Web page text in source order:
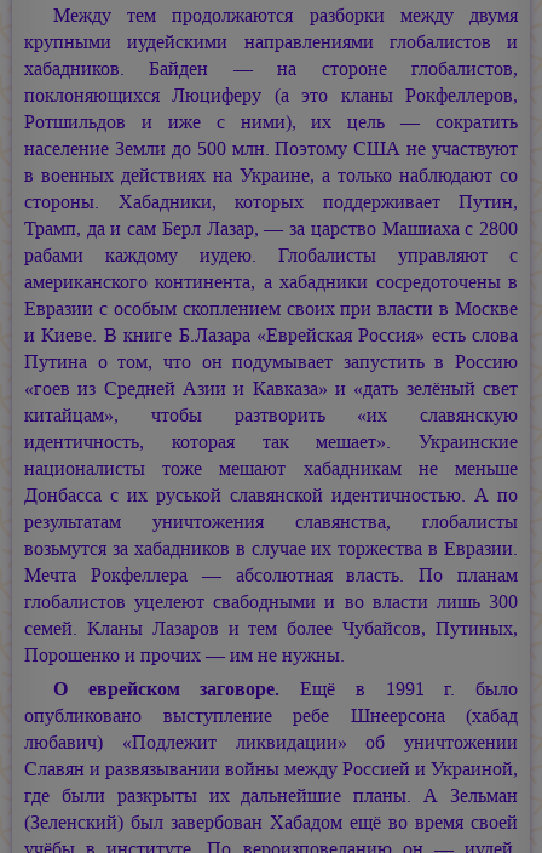
Между тем продолжаются разборки между двумя
крупными иудейскими направлениями глобалистов и
хабадников. Байден — на стороне глобалистов,
поклоняющихся Люциферу (а это кланы Рокфеллеров,
Ротшильдов и иже с ними), их цель — сократить
население Земли до 500 млн. Поэтому США не участвуют
в военных действиях на Украине, а только наблюдают со
стороны. Хабадники, которых поддерживает Путин,
Трамп, да и сам Берл Лазар, — за царство Машиаха с 2800
рабами каждому иудею. Глобалисты управляют с
американского континента, а хабадники сосредоточены в
Евразии с особым скоплением своих при власти в Москве
и Киеве. В книге Б.Лазара «Еврейская Россия» есть слова
Путина о том, что он подумывает запустить в Россию
«гоев из Средней Азии и Кавказа» и «дать зелёный свет
китайцам», чтобы разтворить «их славянскую
идентичность, которая так мешает». Украинские
националисты тоже мешают хабадникам не меньше
Донбасса с их руськой славянской идентичностью. А по
результатам уничтожения славянства, глобалисты
возьмутся за хабадников в случае их торжества в Евразии.
Мечта Рокфеллера — абсолютная власть. По планам
глобалистов уцелеют свабодными и во власти лишь 300
семей. Кланы Лазаров и тем более Чубайсов, Путиных,
Порошенко и прочих — им не нужны.
О еврейском заговоре. Ещё в 1991 г. было
опубликовано выступление ребе Шнеерсона (хабад
любавич) «Подлежит ликвидации» об уничтожении
Славян и развязывании войны между Россией и Украиной,
где были разкрыты их дальнейшие планы. А Зельман
(Зеленский) был завербован Хабадом ещё во время своей